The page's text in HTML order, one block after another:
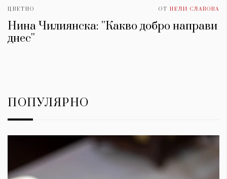
ЦВЕТНО ОТ НЕЛИ СЛАВОВА
Нина Чилиянска: ''Какво добро направи
днес''
ПОПУЛЯРНО